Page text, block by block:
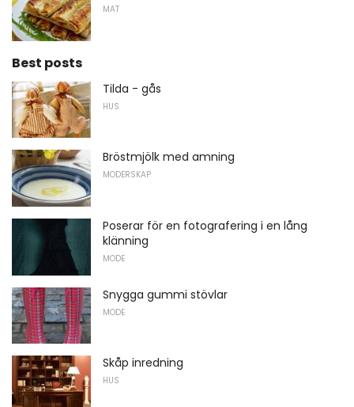
MAT
Best posts
Tilda - gås
HUS
Bröstmjölk med amning
MODERSKAP
Poserar för en fotografering i en lång
klänning
MODE
Snygga gummi stövlar
MODE
Skåp inredning
HUS